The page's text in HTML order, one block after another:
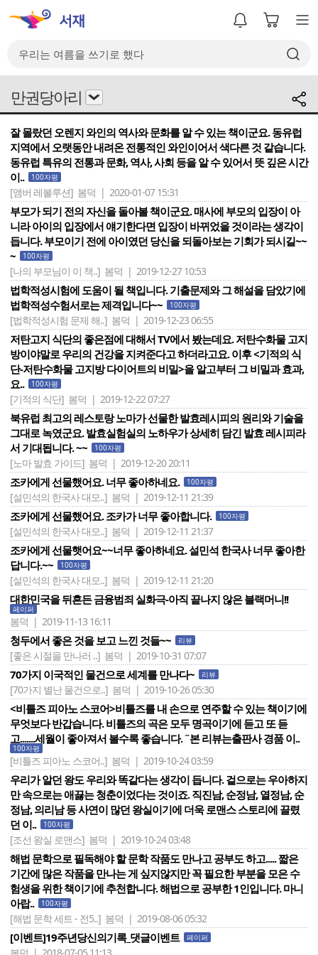
만권당아리
잘 몰랐던 오렌지 와인의 역사와 문화를 알 수 있는 책이군요. 동유럽
지역에서 오랫동안 내려온 전통적인 와인이어서 색다른 것 같습니다.
동유럽 특유의 전통과 문화, 역사, 사회 등을 알 수 있어서 뜻 깊은 시간
이..
100자평
[앰버 레볼루션] 봄덕 | 2020-01-07 15:31
부모가 되기 전의 자신을 돌아볼 책이군요. 매사에 부모의 입장이 아
니라 아이의 입장에서 얘기한다면 입장이 바뀌었을 것이라는 생각이
듭니다. 부모이기 전에 아이였던 당신을 되돌아보는 기회가 되시길~~
~
100자평
[나의 부모님이 이 책..] 봄덕 | 2019-12-27 10:53
법학적성시험에 도움이 될 책입니다. 기출문제와 그 해설을 담았기에
법학적성수험서로는 제격입니다~~
100자평
[법학적성시험 문제 해..] 봄덕 | 2019-12-23 06:55
저탄고지 식단의 좋은점에 대해서 TV에서 봤는데요. 저탄수화물 고지
방이야말로 우리의 건강을 지켜준다고 하더라고요. 이후 <기적의 식
단-저탄수화물 고지방 다이어트의 비밀>을 알고부터 그 비밀과 효과,
요..
100자평
[기적의 식단] 봄덕 | 2019-12-22 07:27
북유럽 최고의 레스토랑 노마가 선물한 발효레시피의 원리와 기술을
그대로 녹였군요. 발효실험실의 노하우가 상세히 담긴 발효 레시피라
서 기대됩니다. ~~
100자평
[노마 발효 가이드] 봄덕 | 2019-12-20 20:11
조카에게 선물했어요. 너무 좋아하네요. 100자평
[설민석의 한국사 대모..] 봄덕 | 2019-12-11 21:39
조카에게 선물했어요. 조카가 너무 좋아합니다. 100자평
[설민석의 한국사 대모..] 봄덕 | 2019-12-11 21:37
조카에게 선물햇어요~~너무 좋아하네요. 설민석 한국사 너무 좋아한
답니다.~~
100자평
[설민석의 한국사 대모..] 봄덕 | 2019-12-11 21:20
대한민국을 뒤흔든 금융범죄 실화극-아직 끝나지 않은 블랙머니!!
페이퍼
봄덕 | 2019-11-13 16:11
청두에서 좋은 것을 보고 느낀 것들~~ 리뷰
[좋은 시절을 만나러 ..] 봄덕 | 2019-10-31 07:07
70가지 이국적인 물건으로 세계를 만나다~ 리뷰
[70가지 별난 물건으로..] 봄덕 | 2019-10-26 05:30
<비틀즈 피아노 스코어>비틀즈를 내 손으로 연주할 수 있는 책이기에
무엇보다 반갑습니다. 비틀즈의 곡은 모두 명곡이기에 듣고 또 듣
고.......세월이 좋아져서 볼수록 좋습니다. ˝본 리뷰는출판사 경품 이..
100자평
[비틀즈 피아노 스코어..] 봄덕 | 2019-10-24 03:59
우리가 알던 왕도 우리와 똑같다는 생각이 듭니다. 겉으로는 우아하지
만 속으로는 애끓는 청춘이었다는 것이죠. 직진남, 순정남, 열정남, 순
정남, 의리남 등 사연이 많던 왕실이기에 더욱 로맨스 스토리에 끌렸
던 이..
100자평
[조선 왕실 로맨스] 봄덕 | 2019-10-24 03:48
해법 문학으로 필독해야 할 문학 작품도 만나고 공부도 하고..... 짧은
기간에 많은 작품을 만나는 게 싶지않지만 꼭 필요한 부분을 모은 수
험생을 위한 책이기에 추천합니다. 해법으로 공부한 1인입니다. 마니
아랍..
100자평
[해법 문학 세트 - 전5..] 봄덕 | 2019-08-06 05:32
[이벤트]19주년당신의기록_댓글이벤트 페이퍼